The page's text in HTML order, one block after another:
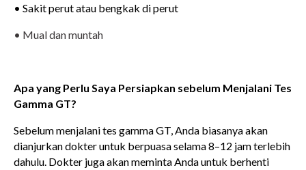
• Sakit perutatau bengkak di perut
• Mual dan muntah
Apa yang Perlu Saya Persiapkan sebelum Menjalani Tes
Gamma GT?
Sebelum menjalani tes gamma GT, Anda biasanya akan
dianjurkan dokter untuk berpuasa selama 8–12 jam terlebih
dahulu. Dokter juga akan meminta Anda untuk berhenti